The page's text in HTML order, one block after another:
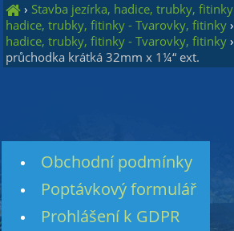
› Stavba jezírka, hadice, trubky, fitinky
hadice, trubky, fitinky - Tvarovky, fitinky ›
hadice, trubky, fitinky - Tvarovky, fitinky ›
průchodka krátká 32mm x 1¼“ ext.
Obchodní podmínky
Poptávkový formulář
Prohlášení k GDPR